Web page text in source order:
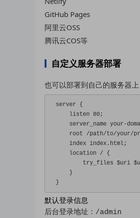
GitHub Pages
阿里云OSS
腾讯云COS等
自定义服务器部署
也可以部署到自己的服务器
server {
    listen
80;
    server_name your
-
    root
/path/to/your/
    index index
. html;
    location
/
{
try_files $uri
}
}
默认登录信息
后台登录地址： /admin